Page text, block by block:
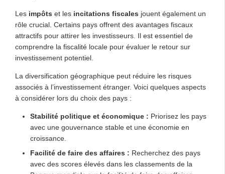
Les impôts et les incitations fiscales jouent également un
rôle crucial. Certains pays offrent des avantages fiscaux
attractifs pour attirer les investisseurs. Il est essentiel de
comprendre la fiscalité locale pour évaluer le retour sur
investissement potentiel.
La diversification géographique peut réduire les risques
associés à l’investissement étranger. Voici quelques aspects
à considérer lors du choix des pays :
Stabilité politique et économique : Priorisez les pays
avec une gouvernance stable et une économie en
croissance.
Facilité de faire des affaires : Recherchez des pays
avec des scores élevés dans les classements de la